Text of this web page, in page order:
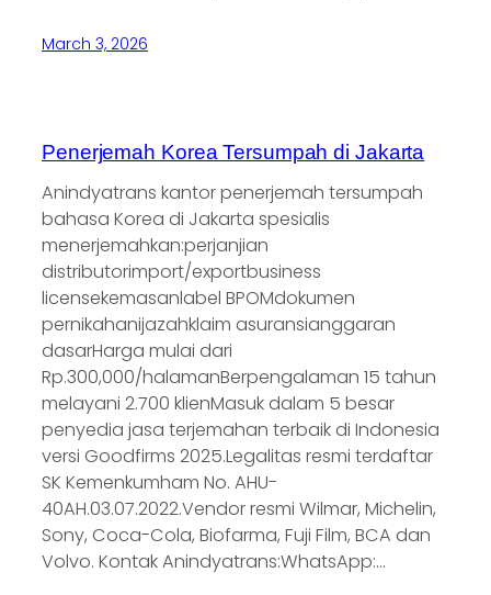
March 3, 2026
Penerjemah Korea Tersumpah di Jakarta
Anindyatrans kantor penerjemah tersumpah
bahasa Korea di Jakarta spesialis
menerjemahkan:perjanjian
distributorimport/exportbusiness
licensekemasanlabel BPOMdokumen
pernikahanijazahklaim asuransianggaran
dasarHarga mulai dari
Rp.300,000/halamanBerpengalaman 15 tahun
melayani 2.700 klienMasuk dalam 5 besar
penyedia jasa terjemahan terbaik di Indonesia
versi Goodfirms 2025.Legalitas resmi terdaftar
SK Kemenkumham No. AHU-
40AH.03.07.2022.Vendor resmi Wilmar, Michelin,
Sony, Coca-Cola, Biofarma, Fuji Film, BCA dan
Volvo. Kontak Anindyatrans:WhatsApp:…